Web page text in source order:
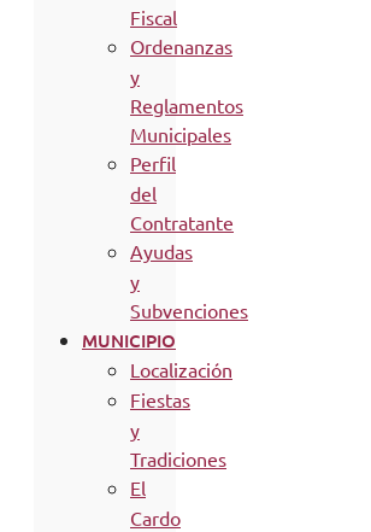
Fiscal
Ordenanzas
y
Reglamentos
Municipales
Perfil
del
Contratante
Ayudas
y
Subvenciones
MUNICIPIO
Localización
Fiestas
y
Tradiciones
El
Cardo